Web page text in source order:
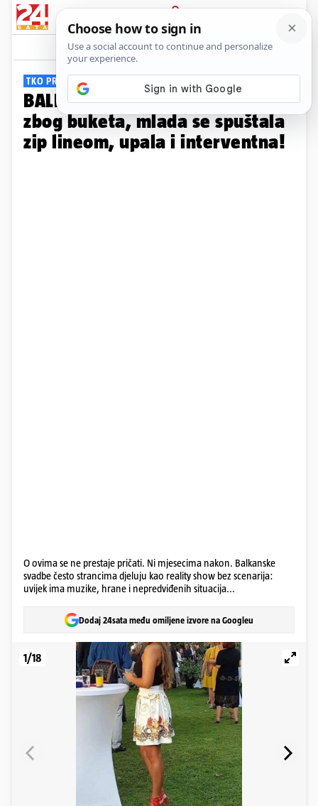
PRIJAVA
Galerija Komentari
TKO PREŽIVI, PRIČAT ĆE...
BALKANSKE SVADBE Mlatile se
zbog buketa, mlada se spuštala
zip lineom, upala i interventna!
O ovima se ne prestaje pričati. Ni mjesecima nakon. Balkanske
svadbe često strancima djeluju kao reality show bez scenarija:
uvijek ima muzike, hrane i nepredviđenih situacija...
Dodaj 24sata među omiljene izvore na Googleu
1/18